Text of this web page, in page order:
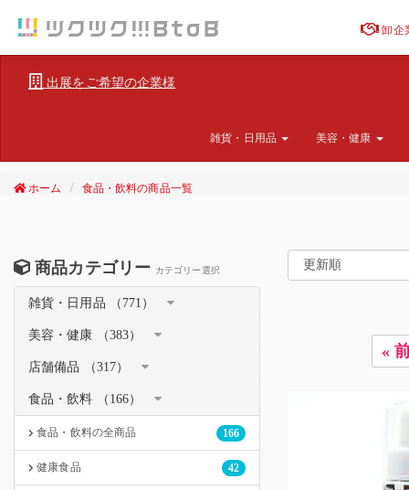
卸企
出展をご希望の企業様
雑貨・日用品 美容・健康
ホーム 食品・飲料の商品一覧
商品カテゴリー カテゴリー選択
雑貨・日用品 （771）
美容・健康 （383）
店舗備品 （317）
食品・飲料 （166）
食品・飲料の全商品 166
健康食品 42
«